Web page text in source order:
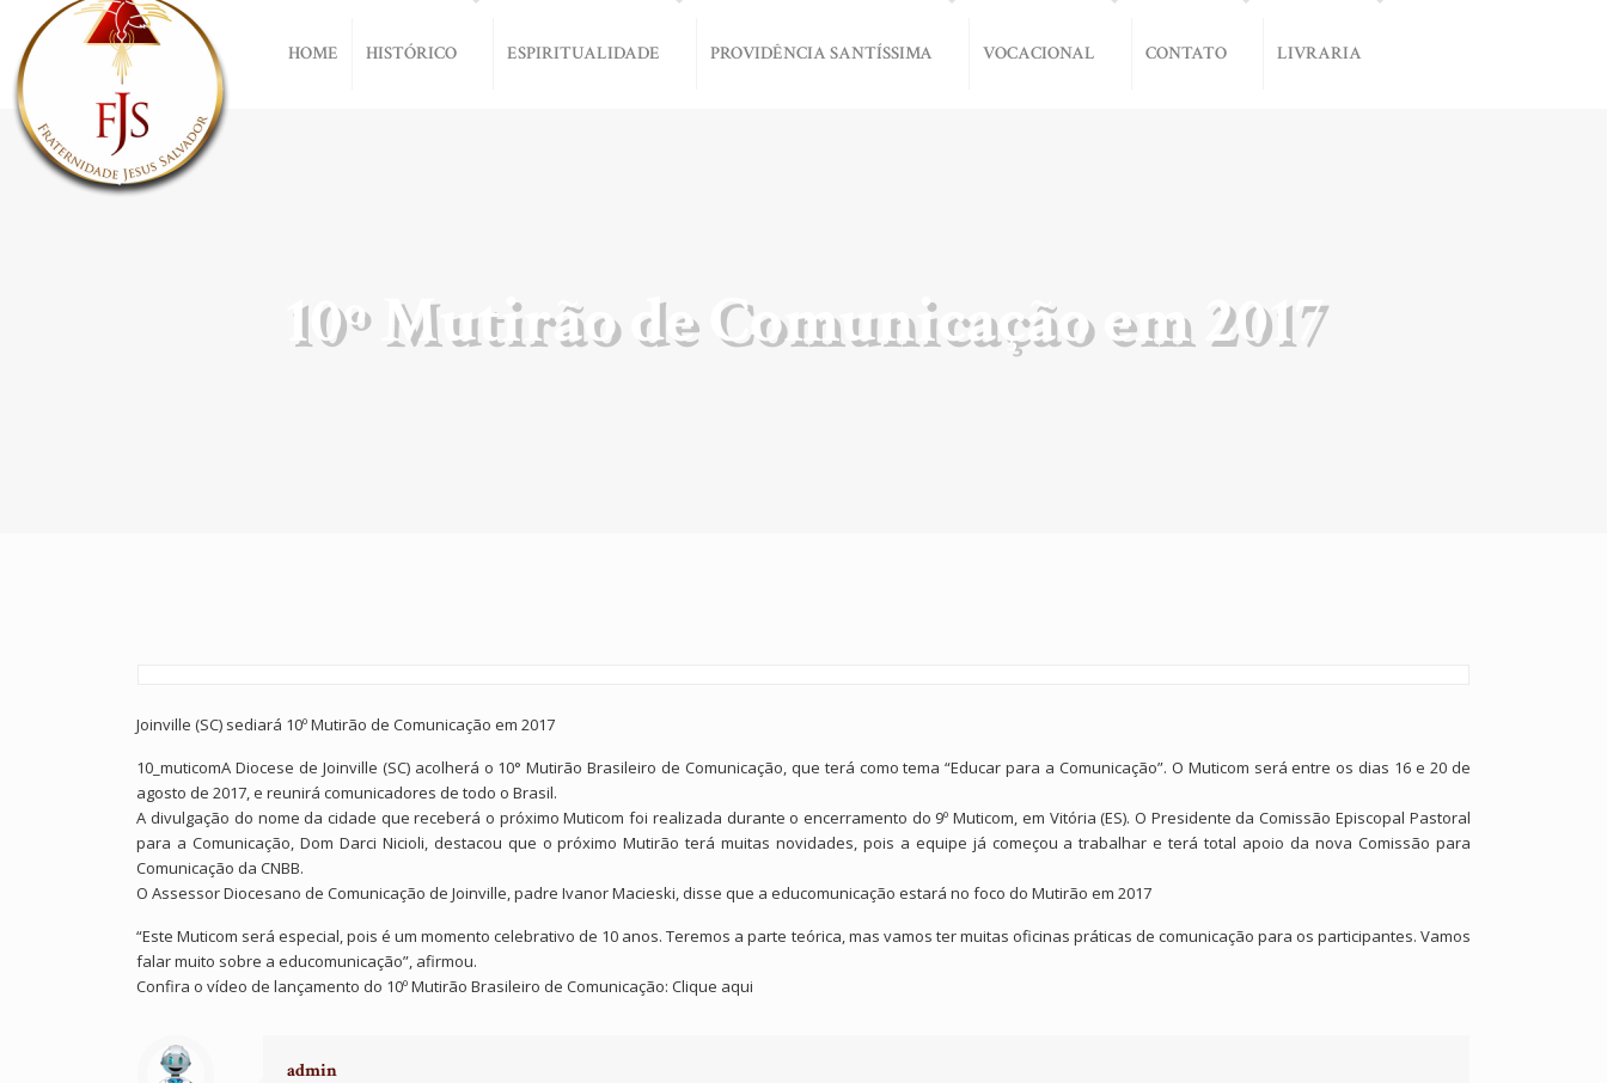
HOME HISTÓRICO ESPIRITUALIDADE PROVIDÊNCIA SANTÍSSIMA VOCACIONAL CONTATO LIVRARIA
10º Mutirão de Comunicação em 2017
Joinville (SC) sediará 10º Mutirão de Comunicação em 2017
10_muticomA Diocese de Joinville (SC) acolherá o 10° Mutirão Brasileiro de Comunicação, que terá como tema “Educar para a Comunicação”. O Muticom será entre os dias 16 e 20 de
agosto de 2017, e reunirá comunicadores de todo o Brasil.
A divulgação do nome da cidade que receberá o próximo Muticom foi realizada durante o encerramento do 9º Muticom, em Vitória (ES). O Presidente da Comissão Episcopal Pastoral
para a Comunicação, Dom Darci Nicioli, destacou que o próximo Mutirão terá muitas novidades, pois a equipe já começou a trabalhar e terá total apoio da nova Comissão para
Comunicação da CNBB.
O Assessor Diocesano de Comunicação de Joinville, padre Ivanor Macieski, disse que a educomunicação estará no foco do Mutirão em 2017
“Este Muticom será especial, pois é um momento celebrativo de 10 anos. Teremos a parte teórica, mas vamos ter muitas oficinas práticas de comunicação para os participantes. Vamos
falar muito sobre a educomunicação”, afirmou.
Confira o vídeo de lançamento do 10º Mutirão Brasileiro de Comunicação:Clique aqui
admin